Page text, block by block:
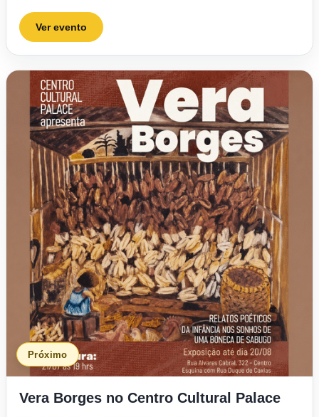
Ver evento
Próximo
Vera Borges no Centro Cultural Palace